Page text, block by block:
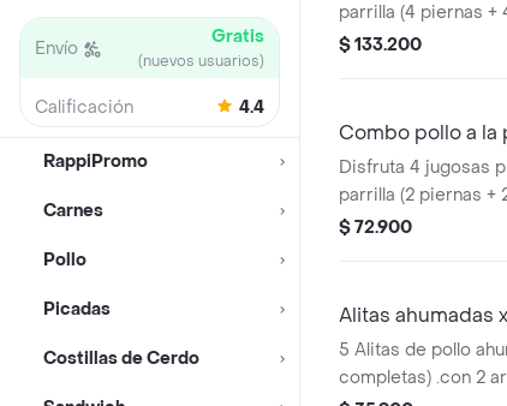
Envío Gratis
(nuevos usuarios)
Calificación 4.4
RappiPromo
Carnes
Pollo
Picadas
Costillas de Cerdo
parrilla (4 piernas +
acompañadas de 2
asadas. Ideal para
personas. Sabor
carbón a tu mesa
$ 133.200
Combo pollo a la
Disfruta 4 jugosas
parrilla (2 piernas +
acompañadas de 2
Perfecto para
$ 72.900
Alitas ahumadas
5 Alitas de pollo
completas) .con 2